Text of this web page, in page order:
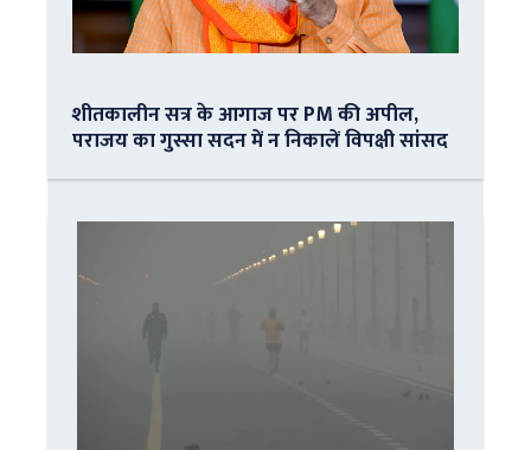
शीतकालीन सत्र के आगाज पर PM की अपील,
पराजय का गुस्सा सदन में न निकालें विपक्षी सांसद